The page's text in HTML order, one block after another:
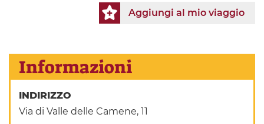
Aggiungi al mio viaggio
Informazioni
INDIRIZZO
Via di Valle delle Camene, 11